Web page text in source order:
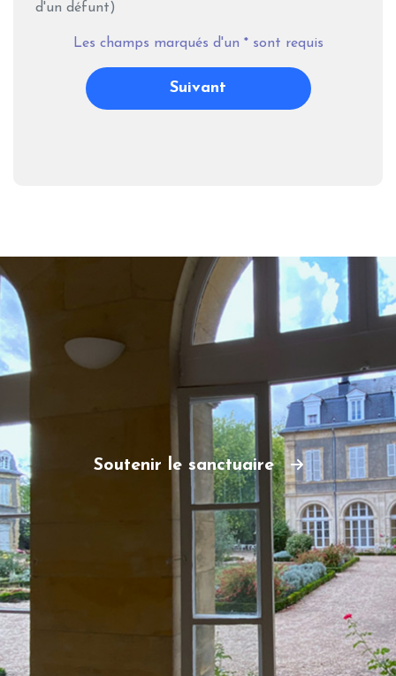
d'un défunt)
Les champs marqués d'un *sont requis
Suivant
Soutenir le sanctuaire